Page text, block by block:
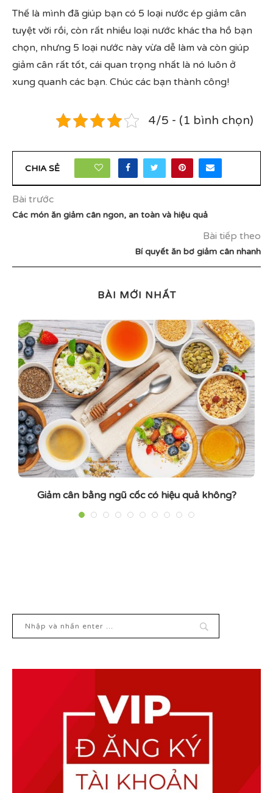
Thế là mình đã giúp bạn có 5 loại nước ép giảm cân
tuyệt vời rồi, còn rất nhiều loại nước khác tha hồ bạn
chọn, nhưng 5 loại nước này vừa dễ làm và còn giúp
giảm cân rất tốt, cái quan trọng nhất là nó luôn ở
xung quanh các bạn. Chúc các bạn thành công!
4/5 - (1 bình chọn)
CHIA SẺ
Bài trước
Các món ăn giảm cân ngon, an toàn và hiệu quả
Bài tiếp theo
Bí quyết ăn bơ giảm cân nhanh
BÀI MỚI NHẤT
Giảm cân bằng ngũ cốc có hiệu quả không?